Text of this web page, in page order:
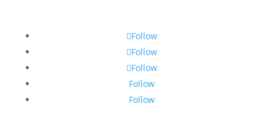
Follow
Follow
Follow
Follow
Follow